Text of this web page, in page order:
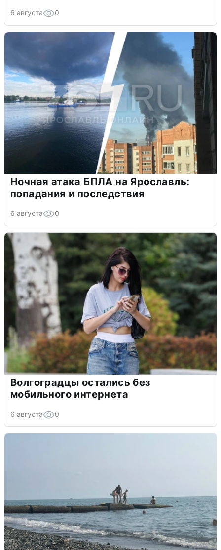
6 августа 0
Ночная атака БПЛА на Ярославль:
попадания и последствия
6 августа 0
Волгоградцы остались без
мобильного интернета
6 августа 0